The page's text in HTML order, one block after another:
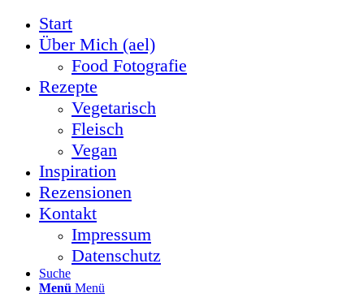
Start
Über Mich (ael)
Food Fotografie
Rezepte
Vegetarisch
Fleisch
Vegan
Inspiration
Rezensionen
Kontakt
Impressum
Datenschutz
Suche
Menü Menü